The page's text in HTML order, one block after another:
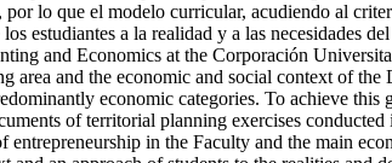
lo que el modelo curricular, acudiendo al
estudiantes a la realidad y a las necesidades
and Economics at the Corporación
and the economic and social context of
economic categories. To achieve
of territorial planning exercises
in the Faculty and the main